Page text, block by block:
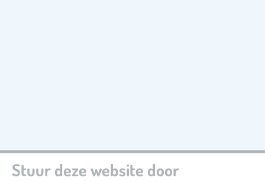
Stuur deze website door